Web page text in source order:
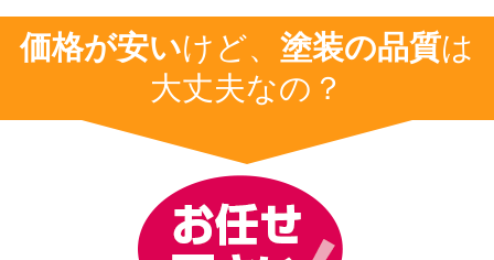
価格が安いけど、 塗装の品質は
大丈夫なの？